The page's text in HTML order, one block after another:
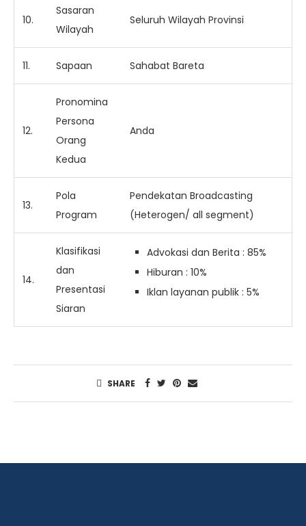
10.
Sasaran
Wilayah
Seluruh Wilayah Provinsi
11. Sapaan Sahabat Bareta
12.
Pronomina
Persona
Orang
Kedua
Anda
13.
Pola
Program
Pendekatan Broadcasting
(Heterogen/ all segment)
14.
Klasifikasi
dan
Presentasi
Siaran
Advokasi dan Berita : 85%
Hiburan : 10%
Iklan layanan publik : 5%
SHARE